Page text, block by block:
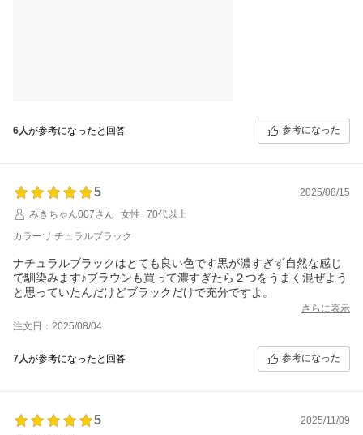
今は週に2、3度で充分。
ます。
おそらく今後もお世話になるんだろうと思います(´▽｀；)ゞ
6人が参考になったと回答 参考になった
5
2025/08/15
みきちゃん007さん
女性
70代以上
カラー:ナチュラルブラック
ナチュラルブラックはとても良い色です黒が濃すぎず自然な感じ
で馴染みます♪ブラウンも買って濃すぎたら２つをうまく混ぜよう
と思っていたんだけどブラックだけで充分ですよ。
さらに表示
注文日：2025/08/04
7人が参考になったと回答 参考になった
5
2025/11/09